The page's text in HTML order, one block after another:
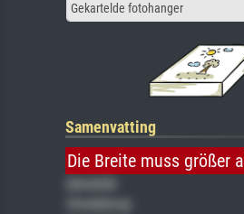
Gekartelde fotohanger
Samenvatting
Die Breite muss größer
Veredelung